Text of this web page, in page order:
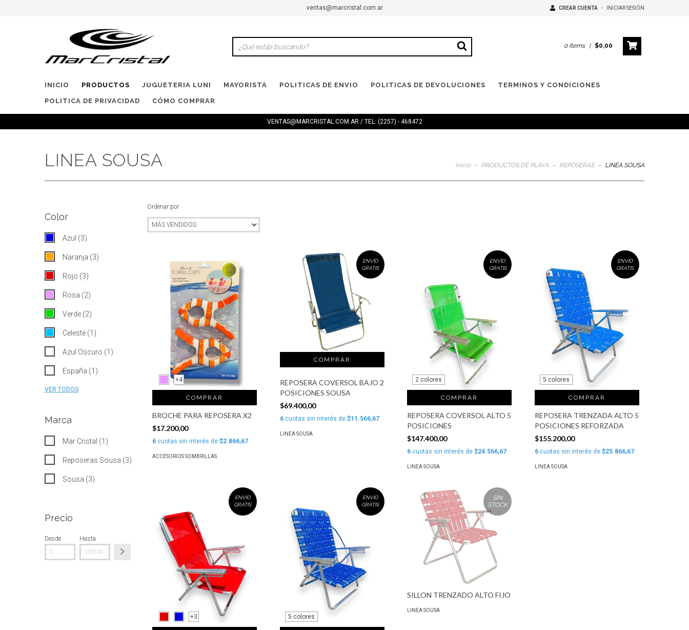
ventas@marcristal.com.ar CREAR CUENTA - INICIAR SESIÓN
0 Items | $0,00
INICIO PRODUCTOS JUGUETERIA LUNI MAYORISTA POLITICAS DE ENVIO POLITICAS DE DEVOLUCIONES TERMINOS Y CONDICIONES
POLITICA DE PRIVACIDAD CÓMO COMPRAR
VENTAS@MARCRISTAL.COM.AR/ TEL: (2257) - 468472
LINEA SOUSA Inicio - PRODUCTOS DE PLAYA - REPOSERAS - LINEA SOUSA
Color
Azul (3)
Naranja (3)
Rojo (3)
Rosa (2)
Verde (2)
Celeste (1)
Azul Oscuro (1)
España (1)
VER TODOS
Marca
Mar Cristal (1)
Reposeras Sousa (3)
Sousa (3)
Precio
Desde Hasta
Ordenar por
+4
COMPRAR
BROCHE PARA REPOSERA X2
$17.200,00
6 cuotas sin interés de $2.866,67
ACCESORIOS SOMBRILLAS
ENVÍO
GRATIS
REPOSERA COVERSOL BAJO 2
POSICIONES SOUSA
$69.400,00
6cuotas sin interés de $11.566,67
LINEA SOUSA
ENVÍO
GRATIS
2 colores
COMPRAR
REPOSERA COVERSOL ALTO 5
POSICIONES
$147.400,00
6 cuotas sin interés de$24.566,67
LINEA SOUSA
ENVÍO
GRATIS
5 colores
COMPRAR
REPOSERA TRENZADA ALTO 5
POSICIONES REFORZADA
$155.200,00
6 cuotas sin interés de$25.866,67
LINEA SOUSA
ENVÍO
GRATIS
+3
ENVÍO
GRATIS
5 colores
SIN
STOCK
SILLON TRENZADO ALTO FIJO
LINEA SOUSA